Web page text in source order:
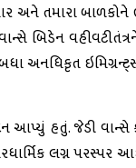
તમારા બાળકોને
બિડેન
અનધિકૃત
હતું. જેડી વાન્સે
લગ્ન